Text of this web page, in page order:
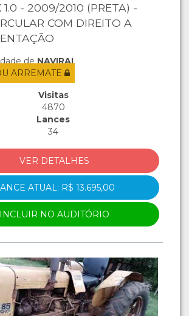
1.0 - 2009/2010 (PRETA) -
COM DIREITO A
deNAVIRAI.
ARREMATE
Visitas
4870
Lances
34
VER DETALHES
ATUAL: R$ 13.695,00
INCLUIR NO AUDITÓRIO